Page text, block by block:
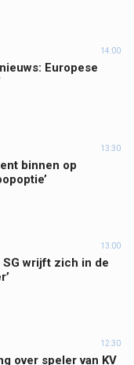
14:00
Europese
13:30
binnen op
13:00
SG wrijft zich in de
12:30
over speler van KV